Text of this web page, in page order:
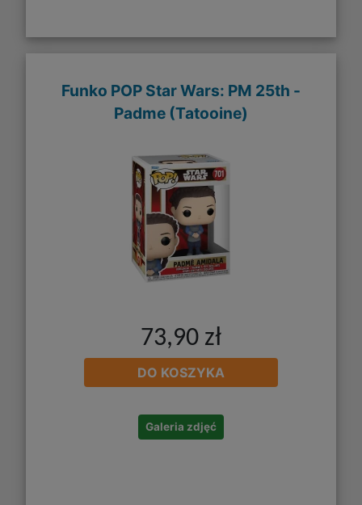
Funko POP Star Wars: PM 25th -
Padme (Tatooine)
73,90 zł
DO KOSZYKA
Galeria zdjęć